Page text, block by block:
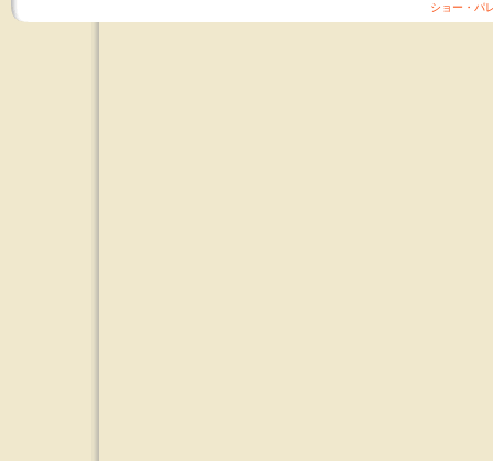
ショー・パ